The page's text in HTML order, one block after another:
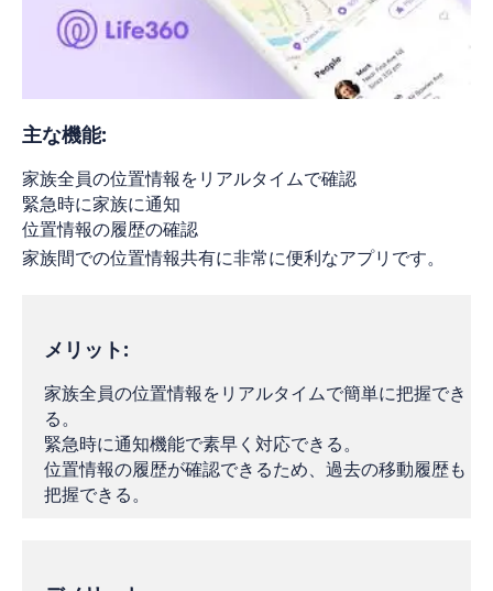
主な機能:
家族全員の位置情報をリアルタイムで確認
緊急時に家族に通知
位置情報の履歴の確認
家族間での位置情報共有に非常に便利なアプリです。
メリット:
家族全員の位置情報をリアルタイムで簡単に把握でき
る。
緊急時に通知機能で素早く対応できる。
位置情報の履歴が確認できるため、過去の移動履歴も
把握できる。